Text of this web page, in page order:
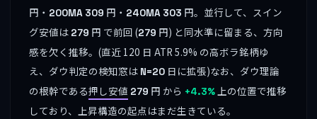
円・ 200MA 309 円・ 240MA 303 円。並行して、スイン
グ安値は 279 円 で前回 (279 円) と同水準に留まる、方向
感を欠く推移。(直近 120 日 ATR 5.9% の高ボラ銘柄ゆ
え、ダウ判定の検知窓は N=20 日に拡張)なお、ダウ理論
の根幹である押し安値 279 円 から +4.3%上の位置で推移
しており、上昇構造の起点はまだ生きている。